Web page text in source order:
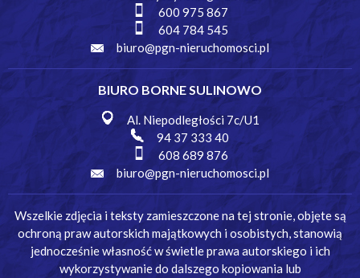
600 975 867
604 784 545
biuro@pgn-nieruchomosci.pl
BIURO BORNE SULINOWO
Al. Niepodległości 7c/U1
94 37 333 40
608 689 876
biuro@pgn-nieruchomosci.pl
Wszelkie zdjęcia i teksty zamieszczone na tej stronie, objęte są
ochroną praw autorskich majątkowych i osobistych, stanowią
jednocześnie własność w świetle prawa autorskiego i ich
wykorzystywanie do dalszego kopiowania lub